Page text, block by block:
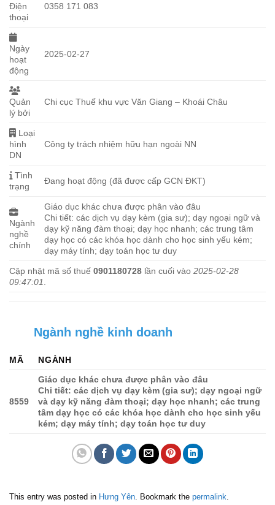
Điện
thoại
0358 171 083
Ngày
hoạt
động
2025-02-27
Quản
lý bởi
Chi cục Thuế khu vực Văn Giang – Khoái Châu
Loại
hình
DN
Công ty trách nhiệm hữu hạn ngoài NN
Tình
trạng
Đang hoạt động (đã được cấp GCN ĐKT)
Ngành
nghề
chính
Giáo dục khác chưa được phân vào đâu
Chi tiết: các dịch vụ dạy kèm (gia sư); dạy ngoại ngữ và
dạy kỹ năng đàm thoại; dạy học nhanh; các trung tâm
dạy học có các khóa học dành cho học sinh yếu kém;
dạy máy tính; dạy toán học tư duy
Cập nhật mã số thuế 0901180728 lần cuối vào 2025-02-28
09:47:01
Ngành nghề kinh doanh
MÃ NGÀNH
8559
Giáo dục khác chưa được phân vào đâu
Chi tiết: các dịch vụ dạy kèm (gia sư); dạy ngoại ngữ
và dạy kỹ năng đàm thoại; dạy học nhanh; các trung
tâm dạy học có các khóa học dành cho học sinh yếu
kém; dạy máy tính; dạy toán học tư duy
This entry was posted in Hưng Yên . Bookmark the permalink